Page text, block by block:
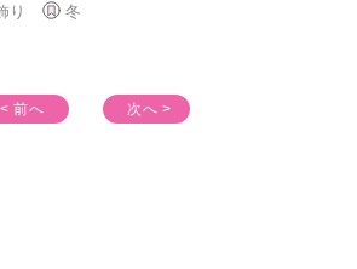
り 冬
< 前へ 次へ >